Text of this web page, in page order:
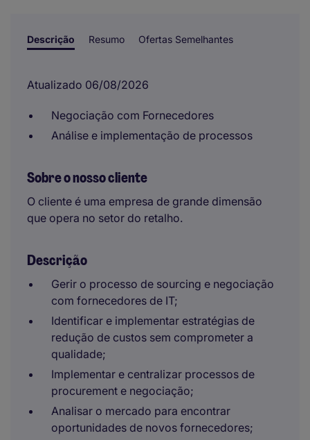
Descrição Resumo Ofertas Semelhantes
Atualizado 06/08/2026
Negociação com Fornecedores
Análise e implementação de processos
Sobre o nosso cliente
O cliente é uma empresa de grande dimensão
que opera no setor do retalho.
Descrição
Gerir o processo de sourcing e negociação
com fornecedores de IT;
Identificar e implementar estratégias de
redução de custos sem comprometer a
qualidade;
Implementar e centralizar processos de
procurement e negociação;
Analisar o mercado para encontrar
oportunidades de novos fornecedores;